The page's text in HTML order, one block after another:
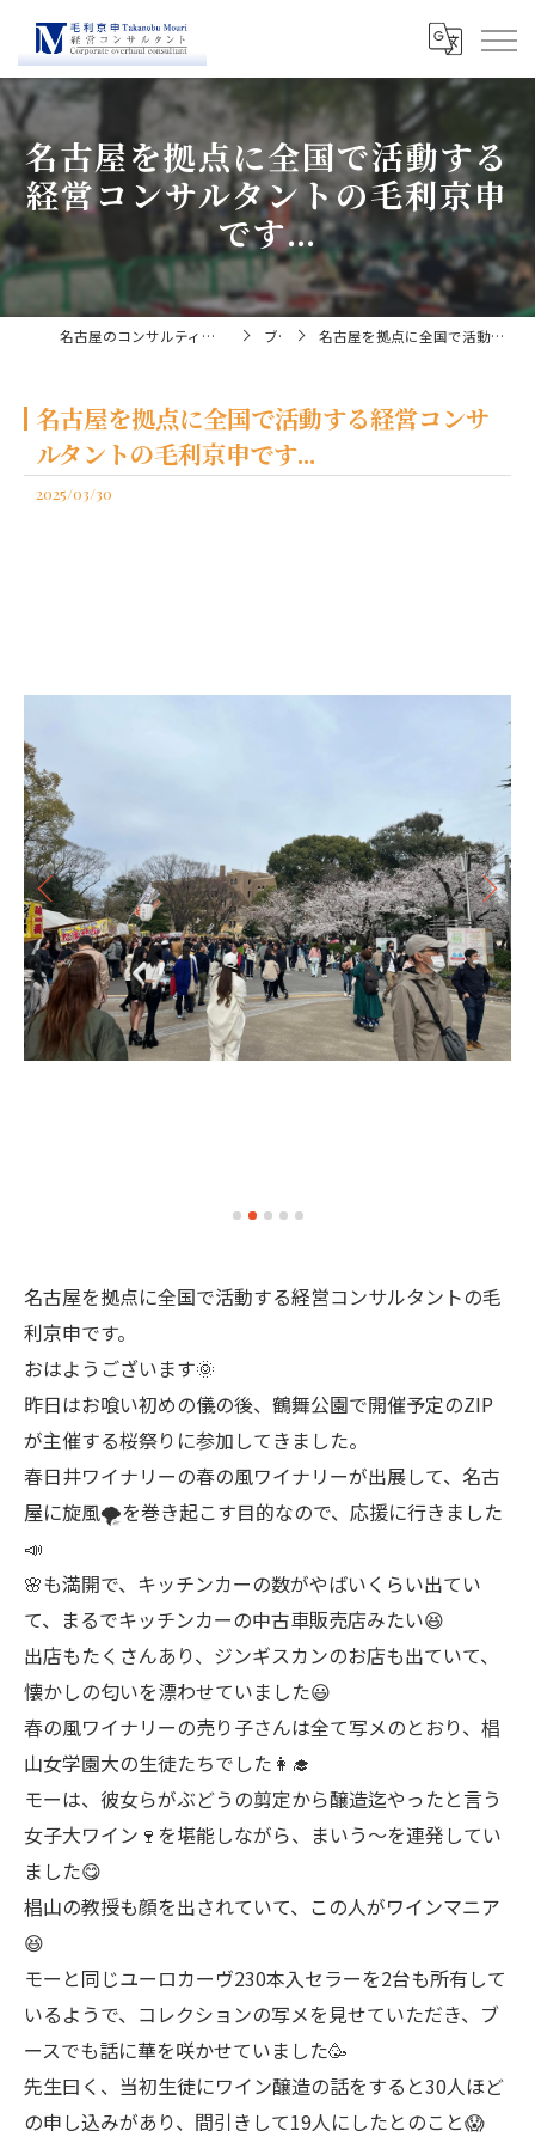
名古屋を拠点に全国で活動する
経営コンサルタントの毛利京申
です...
名古屋のコンサルティングなら経営コンサルタント毛利京申 ブログ 名古屋を拠点に全国で活動する経営コンサルタントの毛利京申です...
名古屋を拠点に全国で活動する経営コンサ
ルタントの毛利京申です...
2025/03/30
名古屋を拠点に全国で活動する経営コンサルタントの毛
利京申です。
おはようございます🌞
昨日はお喰い初めの儀の後、鶴舞公園で開催予定のZIP
が主催する桜祭りに参加してきました。
春日井ワイナリーの春の風ワイナリーが出展して、名古
屋に旋風🌪️を巻き起こす目的なので、応援に行きました
📣
🌸も満開で、キッチンカーの数がやばいくらい出てい
て、まるでキッチンカーの中古車販売店みたい😆
出店もたくさんあり、ジンギスカンのお店も出ていて、
懐かしの匂いを漂わせていました😃
春の風ワイナリーの売り子さんは全て写メのとおり、椙
山女学園大の生徒たちでした👩‍🎓
モーは、彼女らがぶどうの剪定から醸造迄やったと言う
女子大ワイン🍷を堪能しながら、まいう〜を連発してい
ました😋
椙山の教授も顔を出されていて、この人がワインマニア
😆
モーと同じユーロカーヴ230本入セラーを2台も所有して
いるようで、コレクションの写メを見せていただき、ブ
ースでも話に華を咲かせていました🥳
先生曰く、当初生徒にワイン醸造の話をすると30人ほど
の申し込みがあり、間引きして19人にしたとのこと😱